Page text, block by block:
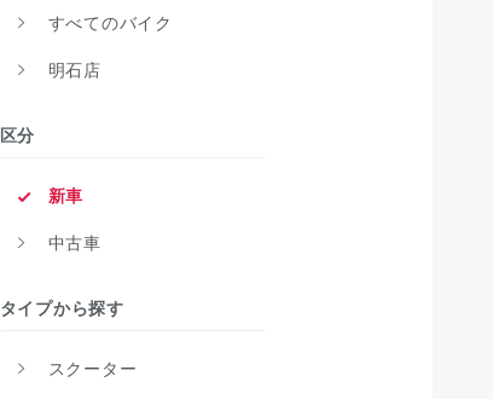
すべてのバイク
明石店
区分
新車
中古車
タイプから探す
スクーター